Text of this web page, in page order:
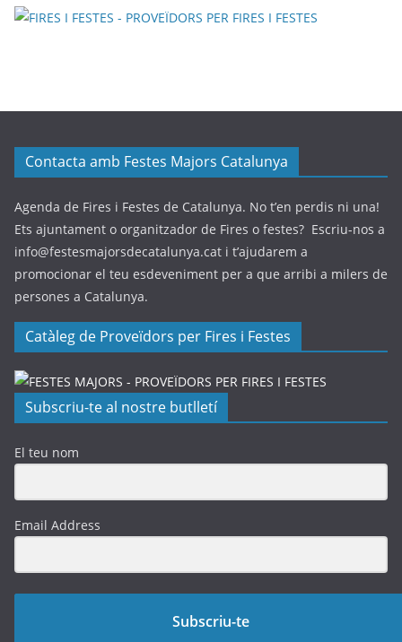
Contacta amb Festes Majors Catalunya
Agenda de Fires i Festes de Catalunya. No t’en perdis ni una!
Ets ajuntament o organitzador de Fires o festes? Escriu-nos a
info@festesmajorsdecatalunya.cat i t’ajudarem a
promocionar el teu esdeveniment per a que arribi a milers de
persones a Catalunya.
Catàleg de Proveïdors per Fires i Festes
Subscriu-te al nostre butlletí
El teu nom
Email Address
Subscriu-te